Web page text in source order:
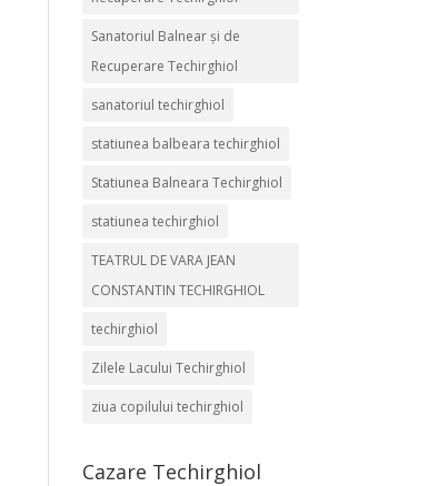
Sanatoriul Balnear și de
Recuperare Techirghiol
sanatoriul techirghiol
statiunea balbeara techirghiol
Statiunea Balneara Techirghiol
statiunea techirghiol
TEATRUL DE VARA JEAN
CONSTANTIN TECHIRGHIOL
techirghiol
Zilele Lacului Techirghiol
ziua copilului techirghiol
Cazare Techirghiol